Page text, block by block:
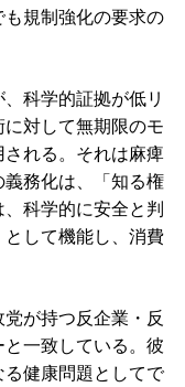
規制強化の要求の
科学的証拠が低リ
対して無期限のモ
れる。それは麻痺
務化は、「知る権
科学的に安全と判
して機能し、消費
が持つ反企業・反
一致している。彼
健康問題としてで